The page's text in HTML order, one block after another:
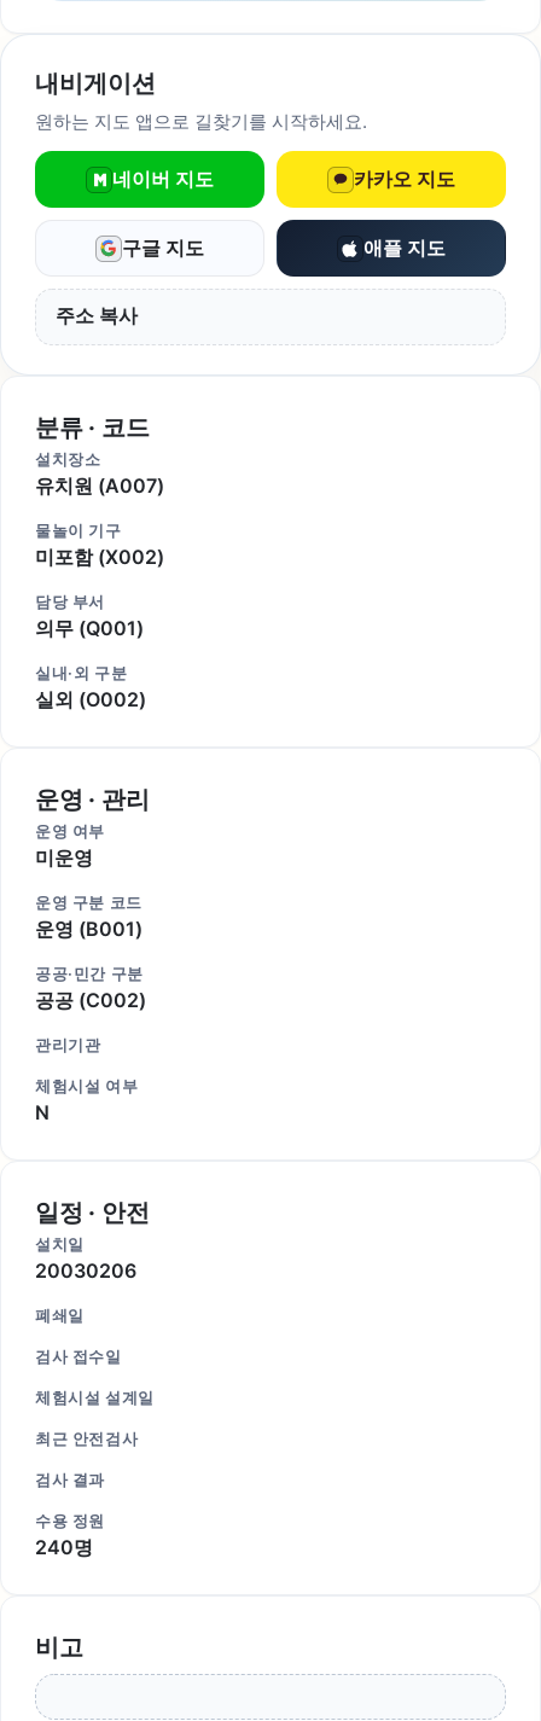
내비게이션
원하는 지도 앱으로 길찾기를 시작하세요.
네이버 지도 카카오 지도
구글 지도 애플 지도
주소 복사
분류 · 코드
설치장소
유치원 (A007)
물놀이 기구
미포함 (X002)
담당 부서
의무 (Q001)
실내·외 구분
실외 (O002)
운영 · 관리
운영 여부
미운영
운영 구분 코드
운영 (B001)
공공·민간 구분
공공 (C002)
관리기관
체험시설 여부
N
일정 · 안전
설치일
20030206
폐쇄일
검사 접수일
체험시설 설계일
최근 안전검사
검사 결과
수용 정원
240명
비고